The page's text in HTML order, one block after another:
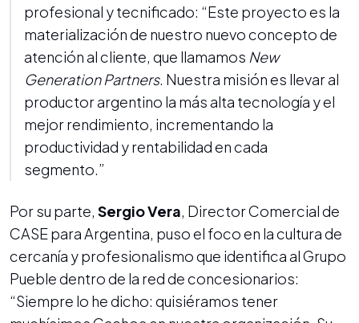
profesional y tecnificado: “Este proyecto es la
materialización de nuestro nuevo concepto de
atención al cliente, que llamamos New
Generation Partners. Nuestra misión es llevar al
productor argentino la más alta tecnología y el
mejor rendimiento, incrementando la
productividad y rentabilidad en cada
segmento.”
Por su parte, Sergio Vera, Director Comercial de
CASE para Argentina, puso el foco en la cultura de
cercanía y profesionalismo que identifica al Grupo
Pueble dentro de la red de concesionarios:
“Siempre lo he dicho: quisiéramos tener